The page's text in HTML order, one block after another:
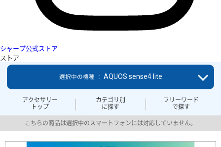
シャープ公式ストア
ストア
アクセサリー
トップ
カテゴリ別
に探す
フリーワード
で探す
選択中の機種 ： AQUOS sense4 lite
こちらの商品は選択中のスマートフォンには対応していません。